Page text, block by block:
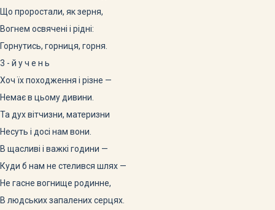
Що проростали, як зерня,
Вогнем освячені і рідні:
Горнутись, горниця, горня.
3 - й у ч е н ь
Хоч їх походження і різне —
Немає в цьому дивини.
Та дух вітчизни, материзни
Несуть і досі нам вони.
В щасливі і важкі години —
Куди б нам не стелився шлях —
Не гасне вогнище родинне,
В людських запалених серцях.